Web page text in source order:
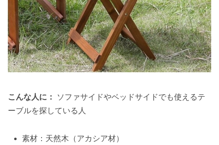
こんな人に：
ソファサイドやベッドサイドでも使えるテ
ーブルを探している人
素材：天然木（アカシア材）